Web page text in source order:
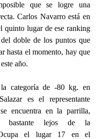
que se logre una
Carlos Navarro está en
quinto lugar de ese ranking
doble de los puntos que
hasta el momento, hay que
año.
la categoría de -80 kg. en
es el representante
encuentra en la parrilla,
bastante lejos de la
el lugar 17 en el